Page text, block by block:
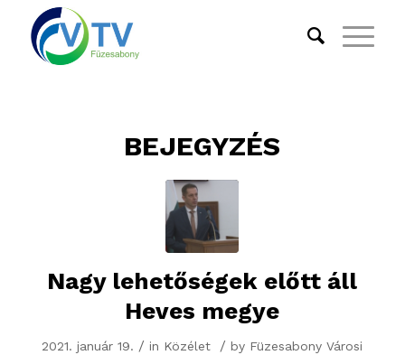
BEJEGYZÉS
Nagy lehetőségek előtt áll
Heves megye
2021. január 19. / in Közélet / by Füzesabony Városi